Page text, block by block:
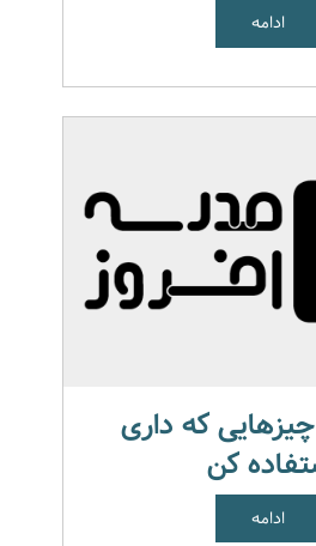
ادامه
که داری
کن
ادامه